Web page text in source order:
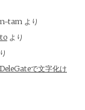
tam より
より
で文字化け